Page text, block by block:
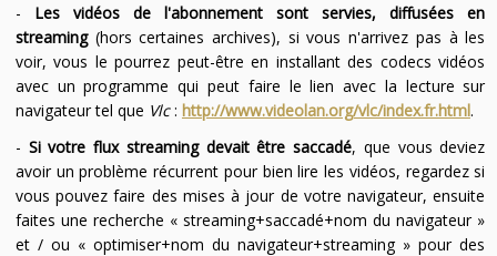
- Les vidéos de l'abonnement sont servies, diffusées en
streaming(hors certaines archives), si vous n'arrivez pas à les
voir, vous le pourrez peut-être en installant des codecs vidéos
avec un programme qui peut faire le lien avec la lecture sur
navigateur tel que Vlc: http://www.videolan.org/vlc/index.fr.html.
- Si votre flux streaming devait être saccadé, que vous deviez
avoir un problème récurrent pour bien lire les vidéos, regardez si
vous pouvez faire des mises à jour de votre navigateur, ensuite
faites une recherche « streaming+saccadé+nom du navigateur »
et / ou « optimiser+nom du navigateur+streaming » pour des